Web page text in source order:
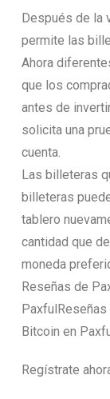
Después de la
permite las
Ahora
que los
antes de
solicita una
cuenta.
Las billeteras
billeteras
tablero
cantidad que
moneda
Reseñas de
Bitcoin en
Regístrate